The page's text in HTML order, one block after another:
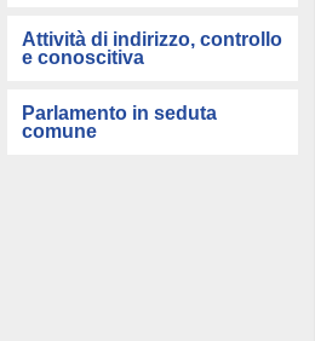
Attività di indirizzo, controllo
e conoscitiva
Parlamento in seduta
comune